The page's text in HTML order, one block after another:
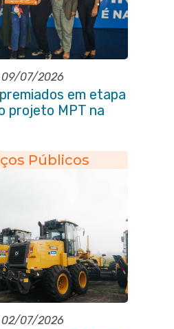
09/07/2026
em etapa
projeto MPT na
Públicos
02/07/2026